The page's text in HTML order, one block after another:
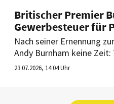
Britischer Premier
Gewerbesteuer für
Nach seiner Ernennung
Andy Burnham keine
Maßnahmen, um den
23.07.2026, 14:04 Uhr